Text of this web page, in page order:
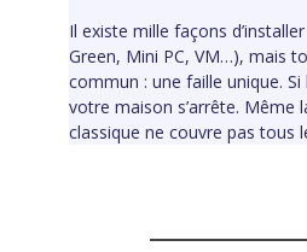
Il existe mille façons
Green, Mini PC, VM…), mais
commun : une faille unique.
votre maison s’arrête. Même
classique ne couvre pas tous